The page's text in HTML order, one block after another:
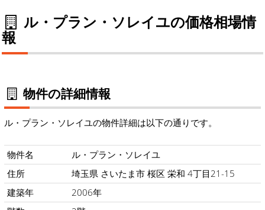
ル・プラン・ソレイユの価格相場情
報
物件の詳細情報
ル・プラン・ソレイユの物件詳細は以下の通りです。
物件名
ル・プラン・ソレイユ
住所
埼玉県 さいたま市 桜区 栄和 4丁目21-15
建築年
2006年